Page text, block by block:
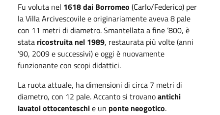
Fu voluta nel 1618 dai Borromeo (Carlo/Federico) per
la Villa Arcivescovile e originariamente aveva 8 pale
con 11 metri di diametro. Smantellata a fine ’800, è
stata ricostruita nel 1989, restaurata più volte (anni
’90, 2009 e successivi) e oggi è nuovamente
funzionante con scopi didattici.
La ruota attuale, ha dimensioni di circa 7 metri di
diametro, con 12 pale. Accanto si trovanoantichi
lavatoi ottocenteschie un ponte neogotico.